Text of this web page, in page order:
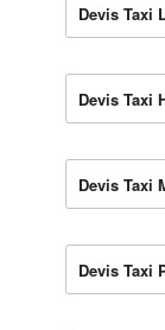
Devis Taxi
Devis Taxi
Devis Taxi
Devis Taxi